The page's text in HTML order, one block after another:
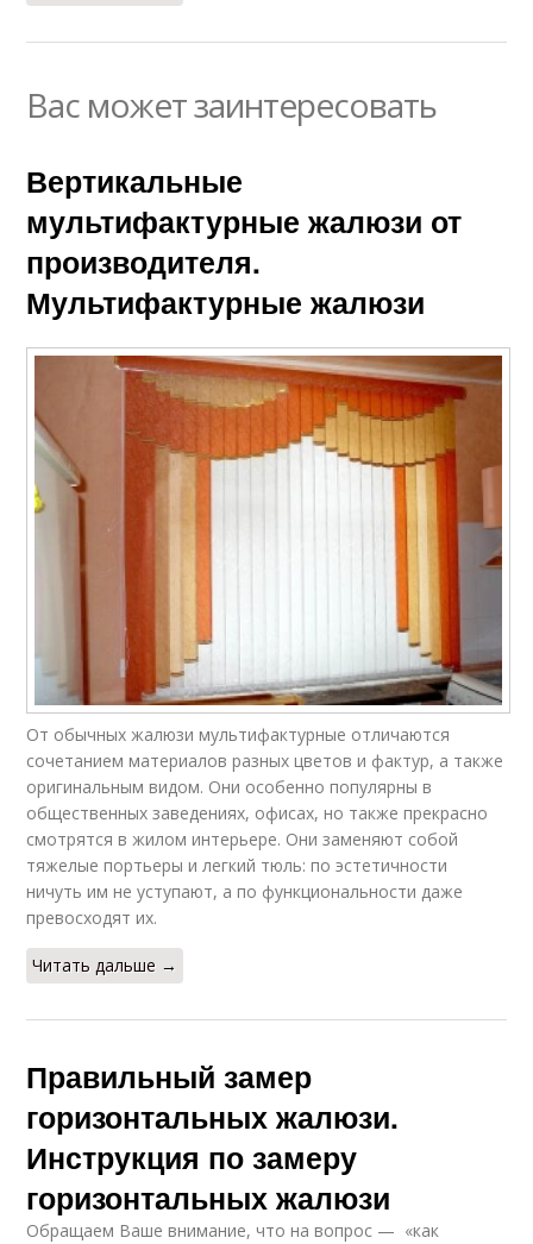
Вас может заинтересовать
Вертикальные
мультифактурные жалюзи от
производителя.
Мультифактурные жалюзи
От обычных жалюзи мультифактурные отличаются
сочетанием материалов разных цветов и фактур, а также
оригинальным видом. Они особенно популярны в
общественных заведениях, офисах, но также прекрасно
смотрятся в жилом интерьере. Они заменяют собой
тяжелые портьеры и легкий тюль: по эстетичности
ничуть им не уступают, а по функциональности даже
превосходят их.
Читать дальше →
Правильный замер
горизонтальных жалюзи.
Инструкция по замеру
горизонтальных жалюзи
Обращаем Ваше внимание, что на вопрос — «как